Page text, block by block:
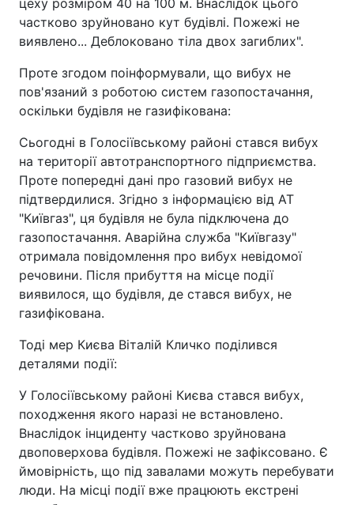
цеху розміром 40 на 100 м. Внаслідок цього
частково зруйновано кут будівлі. Пожежі не
виявлено... Деблоковано тіла двох загиблих".
Проте згодом поінформували, що вибух не
пов'язаний з роботою систем газопостачання,
оскільки будівля не газифікована:
Сьогодні в Голосіївському районі стався вибух
на території автотранспортного підприємства.
Проте попередні дані про газовий вибух не
підтвердилися. Згідно з інформацією від АТ
"Київгаз", ця будівля не була підключена до
газопостачання. Аварійна служба "Київгазу"
отримала повідомлення про вибух невідомої
речовини. Після прибуття на місце події
виявилося, що будівля, де стався вибух, не
газифікована.
Тоді мер Києва Віталій Кличко поділився
деталями події:
У Голосіївському районі Києва стався вибух,
походження якого наразі не встановлено.
Внаслідок інциденту частково зруйнована
двоповерхова будівля. Пожежі не зафіксовано. Є
ймовірність, що під завалами можуть перебувати
люди. На місці події вже працюють екстрені